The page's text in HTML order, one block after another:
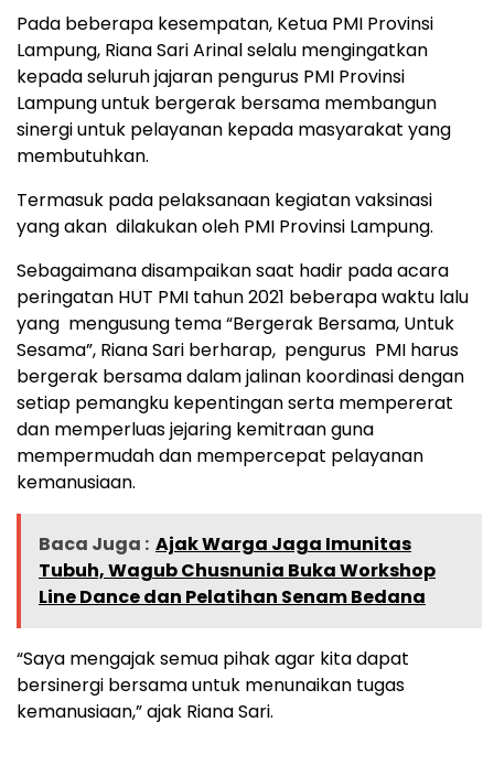
Pada beberapa kesempatan, Ketua PMI Provinsi
Lampung, Riana Sari Arinal selalu mengingatkan
kepada seluruh jajaran pengurus PMI Provinsi
Lampung untuk bergerak bersama membangun
sinergi untuk pelayanan kepada masyarakat yang
membutuhkan.
Termasuk pada pelaksanaan kegiatan vaksinasi
yang akan dilakukan oleh PMI Provinsi Lampung.
Sebagaimana disampaikan saat hadir pada acara
peringatan HUT PMI tahun 2021 beberapa waktu lalu
yang mengusung tema “Bergerak Bersama, Untuk
Sesama”, Riana Sari berharap, pengurus PMI harus
bergerak bersama dalam jalinan koordinasi dengan
setiap pemangku kepentingan serta mempererat
dan memperluas jejaring kemitraan guna
mempermudah dan mempercepat pelayanan
kemanusiaan.
Baca Juga : Ajak Warga Jaga Imunitas
Tubuh, Wagub Chusnunia Buka Workshop
Line Dance dan Pelatihan Senam Bedana
“Saya mengajak semua pihak agar kita dapat
bersinergi bersama untuk menunaikan tugas
kemanusiaan,” ajak Riana Sari.